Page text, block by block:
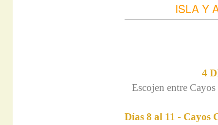
ISLA Y
4
Escojen entre
Días 8 al 11 - Cayos